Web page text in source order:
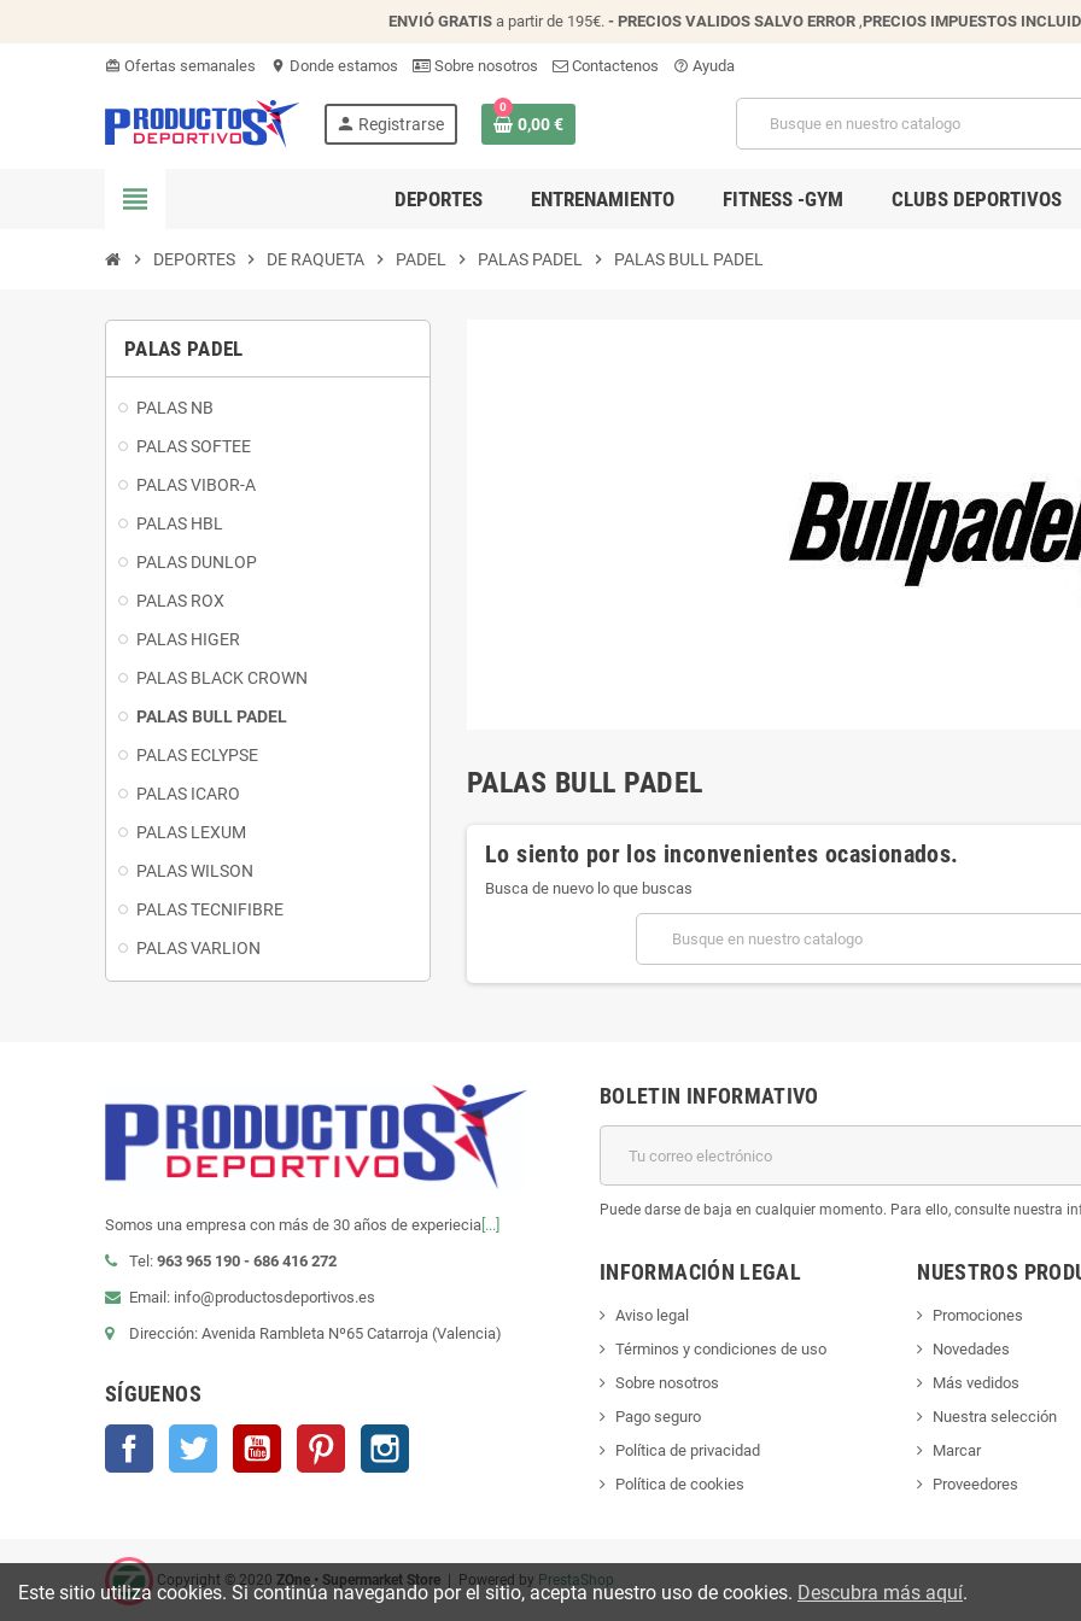
ENVIÓ GRATIS a partir de 195€. - PRECIOS VALIDOS SALVO ERROR ,PRECIOS IMPUESTOS
card_giftcard Ofertas semanales location_on Donde estamos Sobre nosotros Contactenos help_outline Ayuda
person Registrarse
0
0,00 €
view_headline DEPORTES ENTRENAMIENTO FITNESS -GYM CLUBS DEPORTIVOS
chevron_right DEPORTES chevron_right DE RAQUETA chevron_right PADEL chevron_right PALAS PADEL chevron_right PALAS BULL PADEL
PALAS PADEL
PALAS NB
PALAS SOFTEE
PALAS VIBOR-A
PALAS HBL
PALAS DUNLOP
PALAS ROX
PALAS HIGER
PALAS BLACK CROWN
PALAS BULL PADEL
PALAS ECLYPSE
PALAS ICARO
PALAS LEXUM
PALAS WILSON
PALAS TECNIFIBRE
PALAS VARLION
PALAS BULL PADEL
Lo siento por los inconvenientes ocasionados.
Busca de nuevo lo que buscas
Somos una empresa con más de 30 años de experiecia [...]
Tel: 963 965 190 - 686 416 272
Email: info@productosdeportivos.es
Dirección: Avenida Rambleta Nº65 Catarroja (Valencia)
SÍGUENOS
Facebook Twitter YouTube Pinterest
BOLETIN INFORMATIVO
Puede darse de baja en cualquier momento. Para ello, consulte nuestra
INFORMACIÓN LEGAL
Aviso legal
Términos y condiciones de uso
Sobre nosotros
Pago seguro
Política de privacidad
Política de cookies
NUESTROS
Promociones
Novedades
Más vedidos
Nuestra selección
Marcar
Proveedores
Copyright © 2020 ZOne • Supermarket Store | Powered by PrestaShop
Este sitio utiliza cookies. Si continúa navegando por el sitio, acepta nuestro uso de cookies. Descubra más aquí.